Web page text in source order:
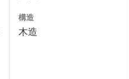
構造
木造